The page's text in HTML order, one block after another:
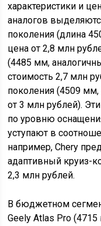
характеристики и
аналогов
поколения (длина
цена от 2,8 млн
(4485 мм,
стоимость 2,7 млн
поколения (4509 мм,
от 3 млн рублей).
по уровню
уступают в
например, Chery
адаптивный круиз-
2,3 млн рублей.
В бюджетном
Geely Atlas Pro